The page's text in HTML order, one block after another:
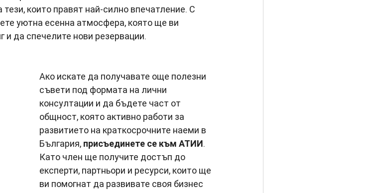
които правят най-силно впечатление. С
уютна есенна атмосфера, която ще ви
и да спечелите нови резервации.
Ако искате да получавате още полезни
съвети под формата на лични
консултации и да бъдете част от
общност, която активно работи за
развитието на краткосрочните наеми в
България, присъединете се към АТИИ.
Като член ще получите достъп до
експерти, партньори и ресурси, които ще
ви помогнат да развивате своя бизнес